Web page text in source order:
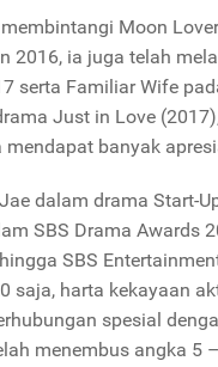
Moon
2016, ia juga telah
serta Familiar Wife
Just in Love
mendapat banyak
dalam drama Start-
SBS Drama Awards
SBS
saja, harta kekayaan
spesial
menembus angka 5